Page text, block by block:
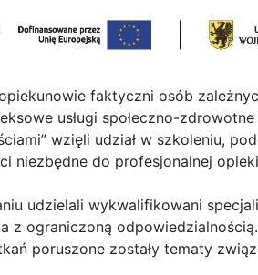
faktyczni osób
usługi społeczno-
wzięli udział w szkoleniu,
niezbędne do profesjonalnej
udzielali wykwalifikowani
z ograniczoną odpowiedzialnością.
poruszone zostały tematy